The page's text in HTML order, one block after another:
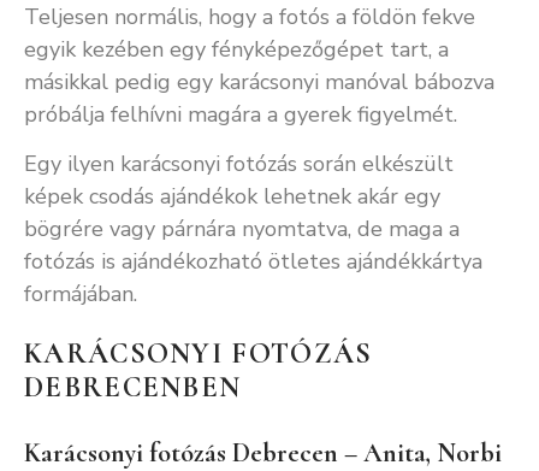
Teljesen normális, hogy a fotós a földön fekve
egyik kezében egy fényképezőgépet tart, a
másikkal pedig egy karácsonyi manóval bábozva
próbálja felhívni magára a gyerek figyelmét.
Egy ilyen karácsonyi fotózás során elkészült
képek csodás ajándékok lehetnek akár egy
bögrére vagy párnára nyomtatva, de maga a
fotózás is ajándékozható ötletes ajándékkártya
formájában.
KARÁCSONYI FOTÓZÁS
DEBRECENBEN
Karácsonyi fotózás Debrecen – Anita, Norbi